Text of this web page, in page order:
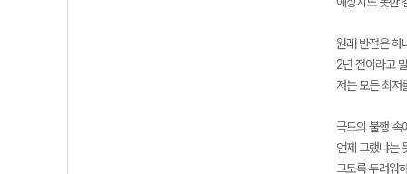
원래 반전은 하
2년 전이라고
저는 모든 최저
극도의 불행 속
언제 그랬냐는
그토록 두려워